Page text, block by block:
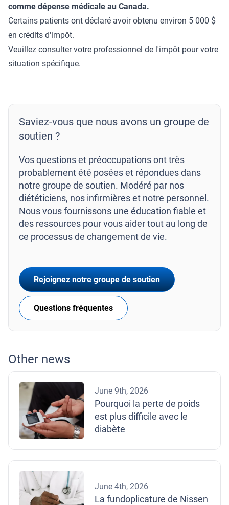
Saviez-vous que nous avons un groupe de
soutien ?
Vos questions et préoccupations ont très
probablement été posées et répondues dans
notre groupe de soutien. Modéré par nos
diététiciens, nos infirmières et notre personnel.
Nous vous fournissons une éducation fiable et
des ressources pour vous aider tout au long de
ce processus de changement de vie.
Rejoignez notre groupe de soutien
Questions fréquentes
Other news
June 9th, 2026
Pourquoi la perte de poids
est plus difficile avec le
diabète
June 4th, 2026
La fundoplicature de Nissen
comme dépense médicale au Canada.
Certains patients ont déclaré avoir obtenu environ 5 000 $
en crédits d'impôt.
Veuillez consulter votre professionnel de l'impôt pour votre
situation spécifique.